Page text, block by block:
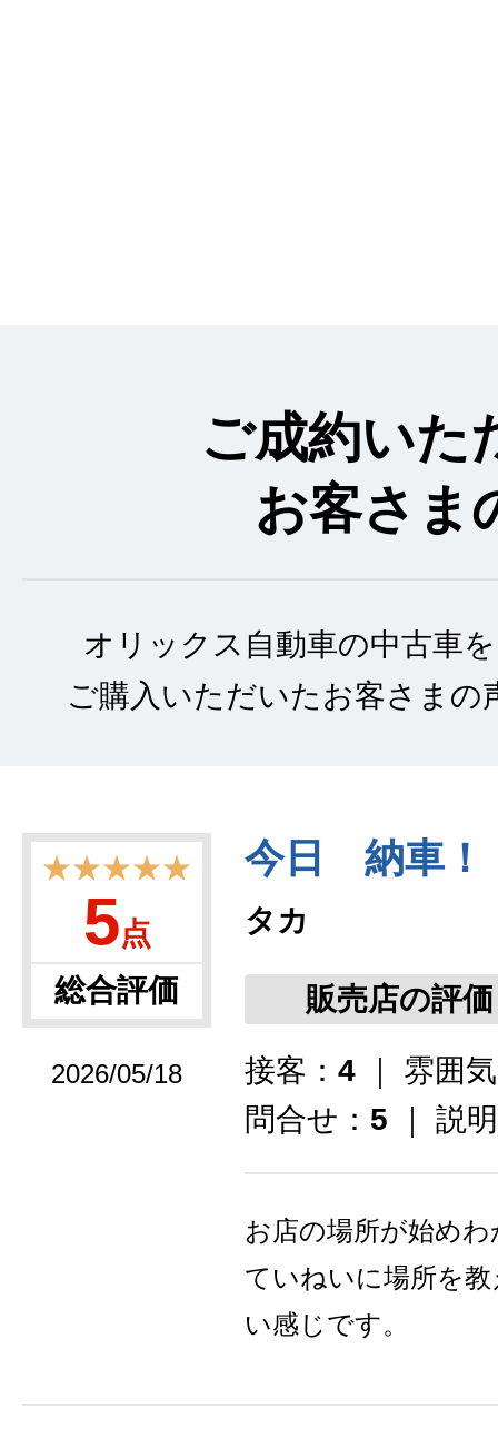
ご成約いた
お客さま
オリックス自動車の中古車
ご購入いただいたお客さまの
★★★★★
5点
総合評価
2026/05/18
今日 納車！
タカ
販売店の評価
接客： 4 ｜ 雰囲
問合せ： 5 ｜ 説
お店の場所が始め
ていねいに場所を
い感じです。